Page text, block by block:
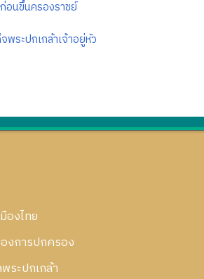
อนขึ้นครองราชย์
ระปกเกล้าเจ้าอยู่หัว
องไทย
งการปกครอง
ระปกเกล้า